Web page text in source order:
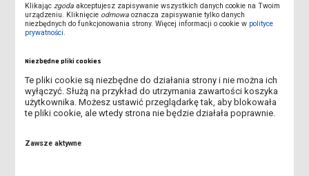
Wymagane dokumenty
Opłaty
Potwierdzenie efektów kształcenia
Dom Studencki "Komenik"
Klikając zgoda akceptujesz zapisywanie wszystkich danych cookie na Twoim
urządzeniu. Kliknięcie odmowa oznacza zapisywanie tylko danych
niezbędnych do funkcjonowania strony. Więcej informacji o cookie w polityce
prywatności
Niezbędne pliki cookies
Te pliki cookie są niezbędne do działania strony i nie można ich
wyłączyć. Służą na przykład do utrzymania zawartości koszyka
użytkownika. Możesz ustawić przeglądarkę tak, aby blokowała
te pliki cookie, ale wtedy strona nie będzie działała poprawnie.
Zawsze aktywne